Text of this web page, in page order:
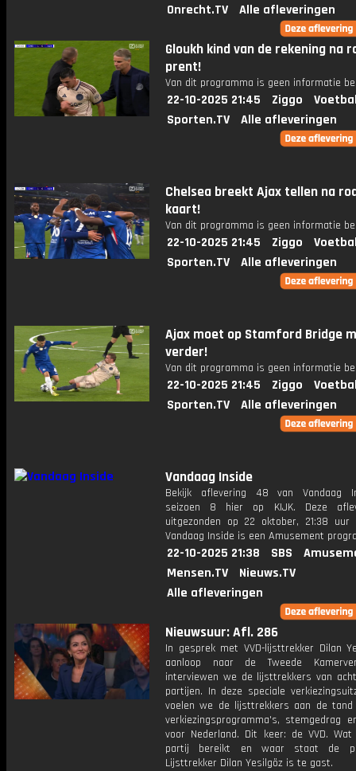
Onrecht.TV Alle afleveringen
Gloukh kind van de rekening na
prent!
Van dit programma is geen informatie
22-10-2025 21:45 Ziggo
Sporten.TV
Alle afleveringen
Chelsea breekt Ajax tellen na
kaart!
Van dit programma is geen informatie
22-10-2025 21:45 Ziggo
Sporten.TV
Alle afleveringen
Ajax moet op Stamford Bridge
verder!
Van dit programma is geen informatie
22-10-2025 21:45 Ziggo
Sporten.TV
Alle afleveringen
Vandaag Inside
Bekijk aflevering 48 van Vandaag
seizoen 8 hier op KIJK. Deze
uitgezonden op 22 oktober, 21:38 uur
Vandaag Inside is een Amusement
22-10-2025 21:38 SBS
Mensen.TV
Nieuws.TV
Alle afleveringen
Nieuwsuur: Afl. 286
In gesprek met VVD-lijsttrekker Dilan
aanloop naar de Tweede
interviewen we de lijsttrekkers van
partijen. In deze speciale
voelen we de lijsttrekkers aan de
verkiezingsprogramma's, stemgedrag
voor Nederland. Dit keer: de VVD.
partij bereikt en waar staat de
Lijsttrekker Dilan Yesilgöz is te gast.